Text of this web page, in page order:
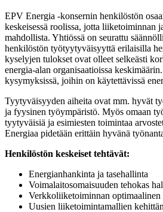
EPV Energia -konsernin henkilöstön
keskeisessä roolissa, jotta liiketoiminnan
mahdollista. Yhtiössä on seurattu
henkilöstön työtyytyväisyyttä erilaisilla
kyselyjen tulokset ovat olleet selkeästi
energia-alan organisaatioissa
kysymyksissä, joihin on käytettävissä
Tyytyväisyyden aiheita ovat mm. hyvät
ja fyysinen työympäristö. Myös omaan
tyytyväisiä ja esimiesten toimintaa
Energiaa pidetään erittäin hyvänä
Henkilöstön keskeiset tehtävät:
Energianhankinta ja tasehallinta
Voimalaitosomaisuuden tehokas
Verkkoliiketoiminnan optimaalinen
Uusien liiketoimintamallien